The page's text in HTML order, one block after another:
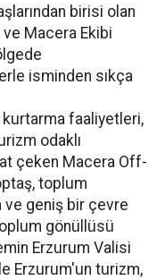
birisi olan
ve Macera Ekibi
isminden sıkça
kurtarma faaliyetleri,
odaklı
çeken Macera Off-
toplum
ve geniş bir çevre
gönüllüsü
Erzurum Valisi
Erzurum'un turizm,